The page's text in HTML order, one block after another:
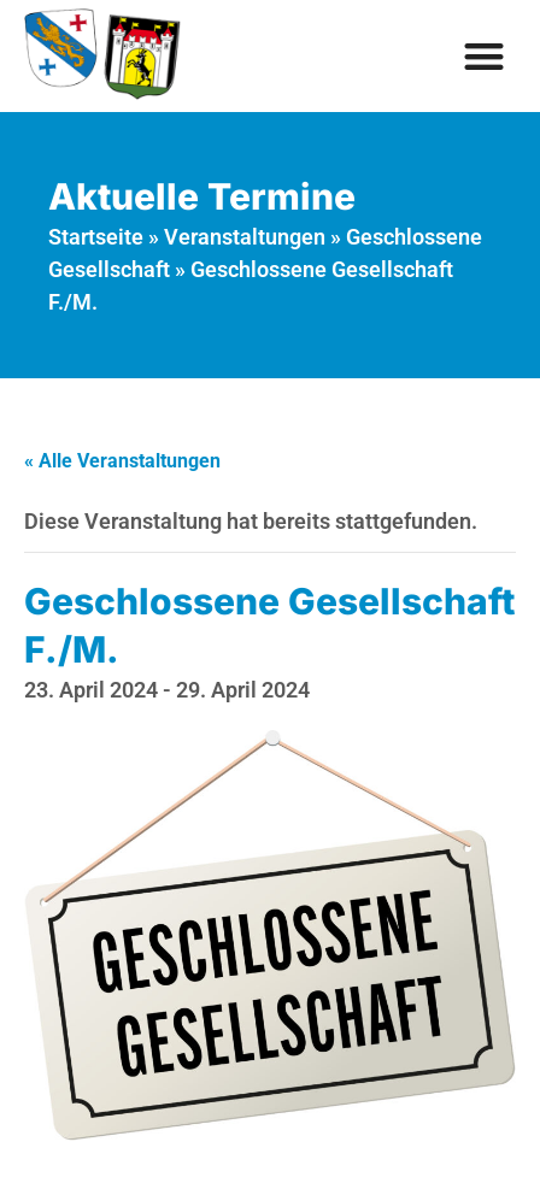
Aktuelle Termine
Startseite » Veranstaltungen » Geschlossene
Gesellschaft » Geschlossene Gesellschaft
F./M.
« Alle Veranstaltungen
Diese Veranstaltung hat bereits stattgefunden.
Geschlossene Gesellschaft
F./M.
23. April 2024 - 29. April 2024